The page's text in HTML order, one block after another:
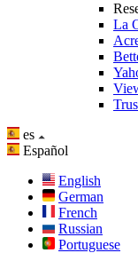
La
es
Español
English
German
French
Russian
Portuguese